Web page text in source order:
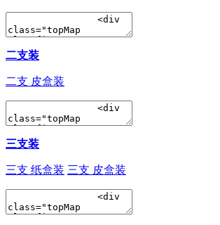
二支装
二支 皮盒装
三支装
三支 纸盒装 三支 皮盒装